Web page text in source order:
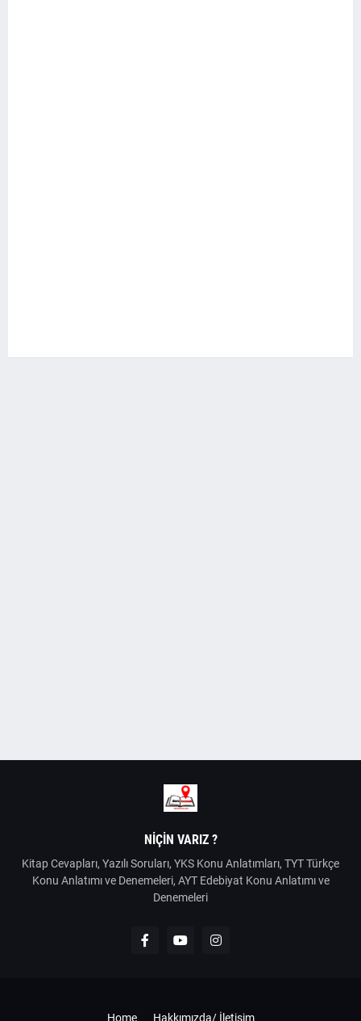
NIÇIN VARIZ ?
Kitap Cevapları, Yazılı Soruları, YKS Konu Anlatımları, TYT Türkçe
Konu Anlatımı ve Denemeleri, AYT Edebiyat Konu Anlatımı ve
Denemeleri
Home Hakkımızda/ İletişim